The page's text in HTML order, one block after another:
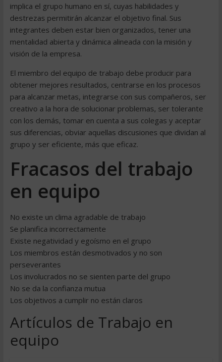
implica el grupo humano en sí, cuyas habilidades y
destrezas permitirán alcanzar el objetivo final. Sus
integrantes deben estar bien organizados, tener una
mentalidad abierta y dinámica alineada con la misión y
visión de la empresa.
El miembro del equipo de trabajo debe producir para
obtener mejores resultados, centrarse en los procesos
para alcanzar metas, integrarse con sus compañeros, ser
creativo a la hora de solucionar problemas, ser tolerante
con los demás, tomar en cuenta a sus colegas y aceptar
sus diferencias, obviar aquellas discusiones que dividan al
grupo y ser eficiente, más que eficaz.
Fracasos del trabajo
en equipo
No existe un clima agradable de trabajo
Se planifica incorrectamente
Existe negatividad y egoísmo en el grupo
Los miembros están desmotivados y no son
perseverantes
Los involucrados no se sienten parte del grupo
No se da la confianza mutua
Los objetivos a cumplir no están claros
Artículos de Trabajo en
equipo